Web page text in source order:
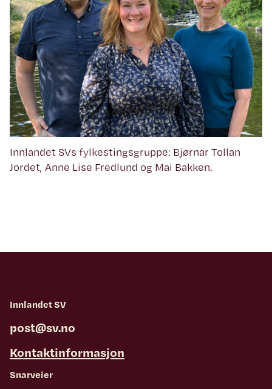
Innlandet SVs fylkestingsgruppe: Bjørnar Tollan
Jordet, Anne Lise Fredlund og Mai Bakken.
Innlandet SV
post@sv.no
Kontaktinformasjon
Snarveier